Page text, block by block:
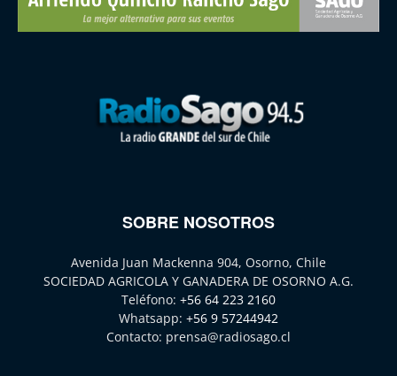
SOBRE NOSOTROS
Avenida Juan Mackenna 904, Osorno, Chile
SOCIEDAD AGRICOLA Y GANADERA DE OSORNO A.G.
Teléfono: +56 64 223 2160
Whatsapp: +56 9 57244942
Contacto: prensa@radiosago.cl